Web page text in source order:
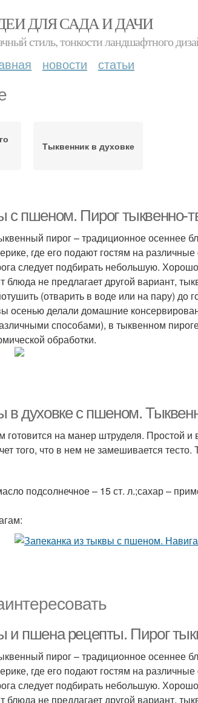
ДЛЯ САДА И ДАЧИ
стиль, тонкости ландшафтного
новости статьи
Тыквенник в духовке
с пшеном. Пирог тыквенно-
пирог – традиционное осеннее
где его подают гостям на
следует подбирать небольшую.
блюда не предлагает другой вариант,
(отварить в воде или на пару) до
осенью делали домашние
способами), в тыквенном
обработки.
в духовке с пшеном.
на манер штруделя. Простой
того, что в нем не замешивается
подсолнечное – 15 ст. л.;сахар –
и пшена рецепты. Пирог
пирог – традиционное осеннее
где его подают гостям на
следует подбирать небольшую.
блюда не предлагает другой вариант,